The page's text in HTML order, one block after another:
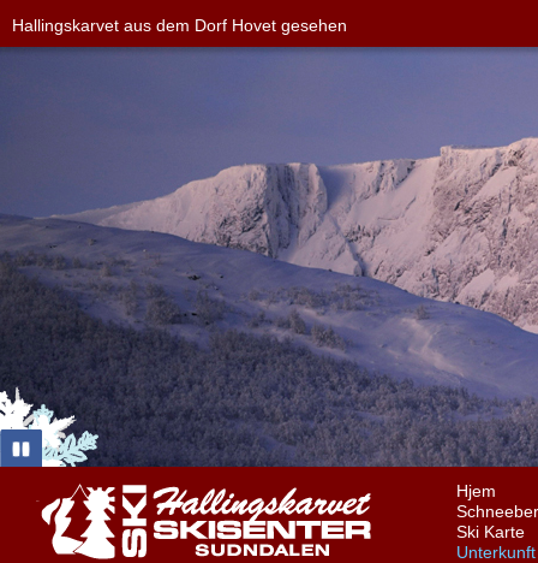
Hjem
Ski Karte
Unterkunft
Hallingskarvet aus dem Dorf Hovet gesehen